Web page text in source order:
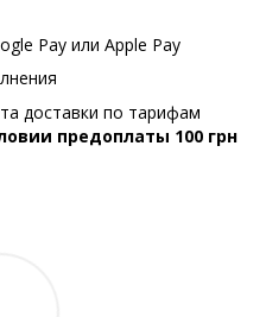
Pay или Apple Pay
доставки по тарифам
предоплаты 100 грн